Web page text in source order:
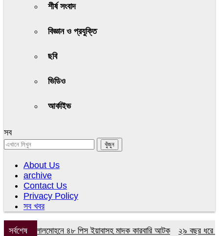
শীর্ষ সংবাদ
বিজ্ঞান ও প্রযুক্তি
ছবি
ভিডিও
আর্কাইভ
সব
About Us
archive
Contact Us
Privacy Policy
সব খবর
সর্বশেষলালমোহনে ৪৮ পিস ইয়াবাসহ মাদক কারবারি আটক ২৯ বছর ধরে নেই